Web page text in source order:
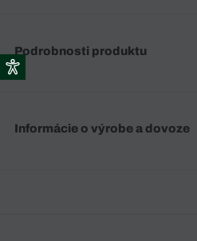
Podrobnosti produktu
Informácie o výrobe a dovoze